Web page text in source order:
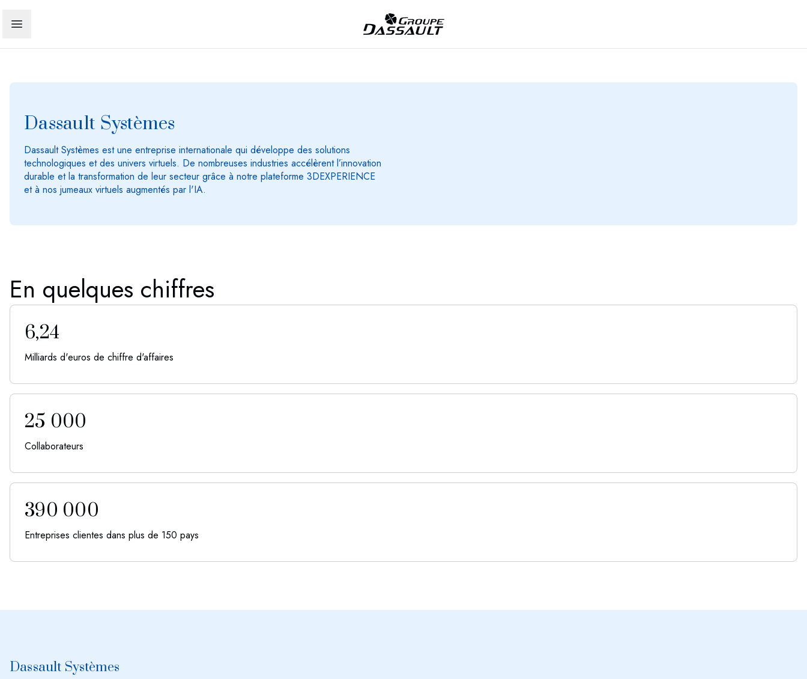
Dassault Systèmes
Dassault Systèmes est une entreprise internationale qui développe des solutions
technologiques et des univers virtuels. De nombreuses industries accélèrent l’innovation
durable et la transformation de leur secteur grâce à notre plateforme 3DEXPERIENCE
et à nos jumeaux virtuels augmentés par l'IA.
En quelques chiffres
6,24
Milliards d'euros de chiffre d'affaires
25 000
Collaborateurs
390 000
Entreprises clientes dans plus de 150 pays
Dassault Systèmes